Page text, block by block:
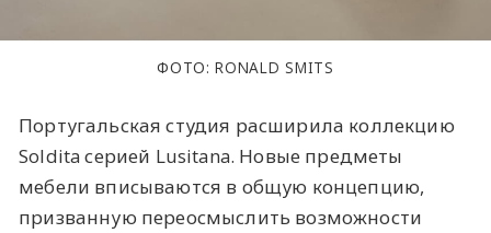
ФОТО: RONALD SMITS
Португальская студия расширила коллекцию
Soldita серией Lusitana. Новые предметы
мебели вписываются в общую концепцию,
призванную переосмыслить возможности